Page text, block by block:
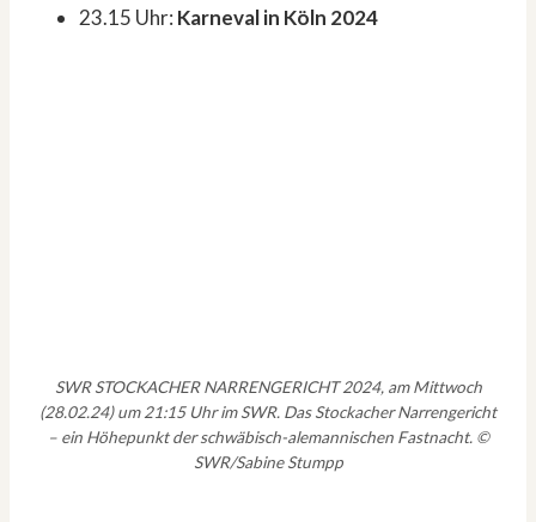
23.15 Uhr: Karneval in Köln 2024
SWR STOCKACHER NARRENGERICHT 2024, am Mittwoch
(28.02.24) um 21:15 Uhr im SWR. Das Stockacher Narrengericht
– ein Höhepunkt der schwäbisch-alemannischen Fastnacht. ©
SWR/Sabine Stumpp